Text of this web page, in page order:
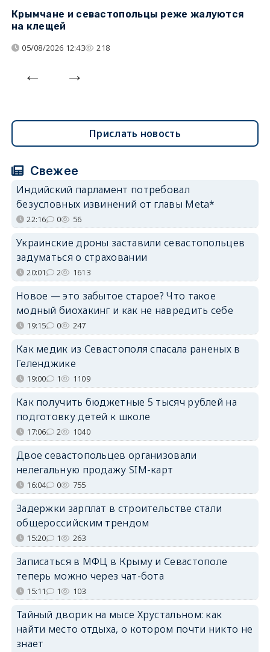
Крымчане и севастопольцы реже жалуются
на клещей
05/08/2026 12:43 218
Прислать новость
Свежее
Индийский парламент потребовал
безусловных извинений от главы Meta*
22:16 0 56
Украинские дроны заставили севастопольцев
задуматься о страховании
20:01 2 1613
Новое — это забытое старое? Что такое
модный биохакинг и как не навредить себе
19:15 0 247
Как медик из Севастополя спасала раненых в
Геленджике
19:00 1 1109
Как получить бюджетные 5 тысяч рублей на
подготовку детей к школе
17:06 2 1040
Двое севастопольцев организовали
нелегальную продажу SIM-карт
16:04 0 755
Задержки зарплат в строительстве стали
общероссийским трендом
15:20 1 263
Записаться в МФЦ в Крыму и Севастополе
теперь можно через чат-бота
15:11 1 103
Тайный дворик на мысе Хрустальном: как
найти место отдыха, о котором почти никто не
знает